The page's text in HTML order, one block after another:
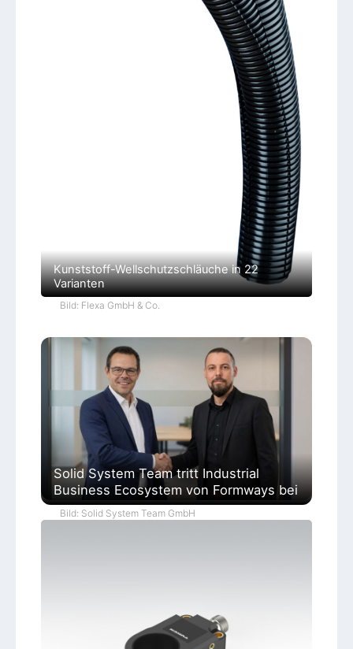
Kunststoff-Wellschutzschläuche in 22
Varianten
Bild: Flexa GmbH & Co.
Solid System Team tritt Industrial
Business Ecosystem von Formways bei
Bild: Solid System Team GmbH